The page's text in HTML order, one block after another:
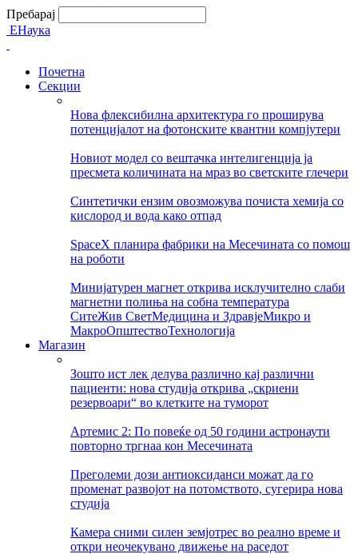
Пребарај
ЕНаука
Почетна
Секции
Нова флексибилна архитектура го проширува
потенцијалот на фотонските квантни компјутери
Новиот модел со вештачка интелигенција ја
пресмета количината на мраз во светските глечери
Синтетички ензим овозможува почиста хемија со
кислород и вода како отпад
SpaceX планира фабрики на Месечината со помош
на роботи
Минијатурен магнет открива исклучително слаби
магнетни полиња на собна температура
СитеЖив СветМедицина и ЗдравјеМикро и
МакроОпштествоТехнологија
Магазин
Зошто ист лек делува различно кај различни
пациенти: нова студија открива „скриени
резервоари“ во клетките на туморот
Артемис 2: По повеќе од 50 години астронаути
повторно тргнаа кон Месечината
Преголеми дози антиоксиданси можат да го
променат развојот на потомството, сугерира нова
студија
Камера сними силен земјотрес во реално време и
откри неочекувано движење на раседот